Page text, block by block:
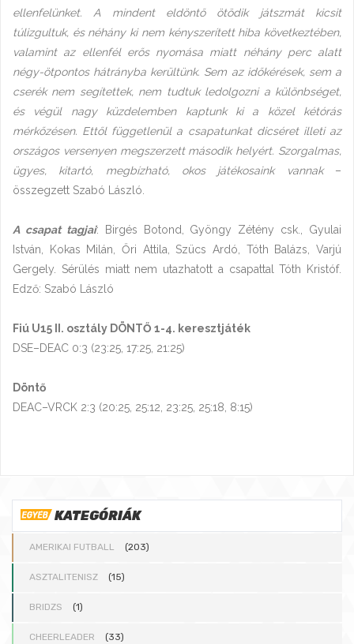
ellenfelünket. A mindent eldöntő ötödik játszmát kicsit
túlizgultuk, és néhány ki nem kényszerített hiba következtében,
valamint az ellenfél erős nyomása miatt néhány perc alatt
négy-ötpontos hátrányba kerültünk. Sem az időkérések, sem a
cserék nem segítettek, nem tudtuk ledolgozni a különbséget,
és végül nagy küzdelemben kaptunk ki a közel kétórás
mérkőzésen. Ettől függetlenül a csapatunkat dicséret illeti az
országos versenyen megszerzett második helyért. Szorgalmas,
ügyes, kitartó, megbízható, okos játékosaink vannak–
összegzett Szabó László.
A csapat tagjai: Birgés Botond, Gyöngy Zétény csk., Gyulai
István, Kokas Milán, Őri Attila, Szücs Ardó, Tóth Balázs, Varjú
Gergely. Sérülés miatt nem utazhatott a csapattal Tóth Kristóf.
Edző: Szabó László
Fiú U15 II. osztály DÖNTŐ 1-4. keresztjáték
DSE–DEAC 0:3 (23:25, 17:25, 21:25)
Döntő
DEAC–VRCK 2:3 (20:25, 25:12, 23:25, 25:18, 8:15)
KATEGÓRIÁK
AMERIKAI FUTBALL (203)
ASZTALITENISZ (15)
BRIDZS (1)
CHEERLEADER (33)